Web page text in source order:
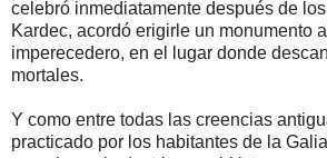
celebró inmediatamente después de
Kardec, acordó erigirle un monumento
imperecedero, en el lugar donde
mortales.
Y como entre todas las creencias
practicado por los habitantes de la